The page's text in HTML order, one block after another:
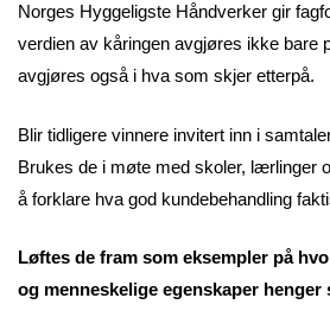
Norges Hyggeligste Håndverker gir
verdien av kåringen avgjøres ikke bare
avgjøres også i hva som skjer etterpå.
Blir tidligere vinnere invitert inn i
Brukes de i møte med skoler, lærlinger
å forklare hva god kundebehandling
Løftes de fram som eksempler på
og menneskelige egenskaper henger